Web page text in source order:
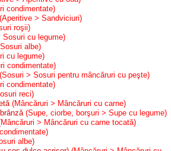
condimentate)
(Aperitive > Sandviciuri)
roşii)
Sosuri cu legume)
albe)
cu legume)
condimentate)
(Sosuri > Sosuri pentru mâncăruri cu peşte)
condimentate)
reci)
(Mâncăruri > Mâncăruri cu carne)
(Supe, ciorbe, borşuri > Supe cu legume)
> Mâncăruri cu carne tocată)
albe)